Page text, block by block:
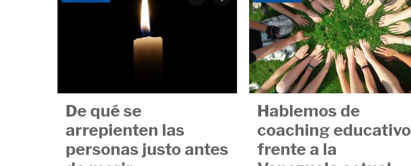
De qué se
arrepienten las
personas justo antes
Hablemos de
coaching educativo
frente a la